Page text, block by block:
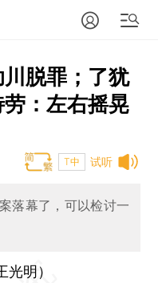
脱罪；了犹
：左右摇晃
试听
T中
落幕了，可以检讨一
光明）